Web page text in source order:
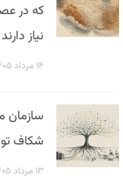
که در
نیاز دارند
۱۴ مرداد ۱۴۰۵
شکاف
۱۳ مرداد ۱۴۰۵